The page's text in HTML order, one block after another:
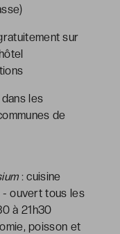
sur
les
de
: cuisine
ouvert tous les
à 21h30
poisson et